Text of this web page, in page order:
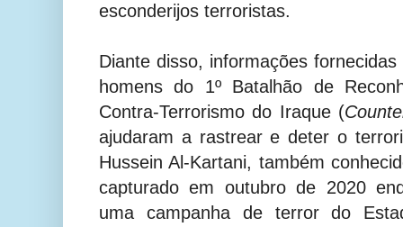
esconderijos terroristas.
Diante disso, informações
homens do 1º Batalhão de
Contra-Terrorismo do Iraque (
ajudaram a rastrear e deter o
Hussein Al-Kartani, também
capturado em outubro de 2020
uma campanha de terror do